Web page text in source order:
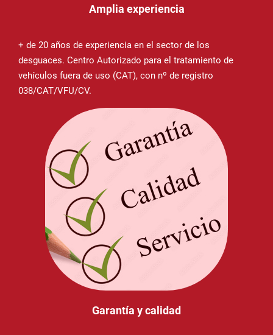
Amplia experiencia
+ de 20 años de experiencia en el sector de los
desguaces. Centro Autorizado para el tratamiento de
vehículos fuera de uso (CAT), con nº de registro
038/CAT/VFU/CV.
Garantía y calidad